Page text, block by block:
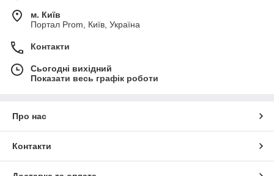
м. Київ
Портал Prom, Київ, Україна
Контакти
Сьогодні вихідний
Показати весь графік роботи
Про нас
Контакти